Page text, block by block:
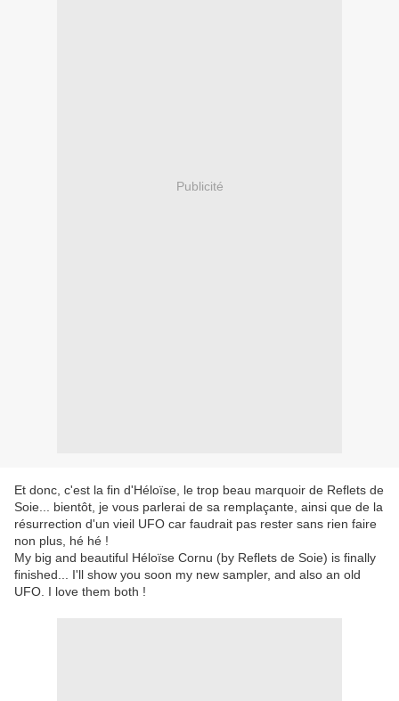
Publicité
Et donc, c'est la fin d'Héloïse, le trop beau marquoir de Reflets de
Soie... bientôt, je vous parlerai de sa remplaçante, ainsi que de la
résurrection d'un vieil UFO car faudrait pas rester sans rien faire
non plus, hé hé !
My big and beautiful Héloïse Cornu (by Reflets de Soie) is finally
finished... I'll show you soon my new sampler, and also an old
UFO. I love them both !